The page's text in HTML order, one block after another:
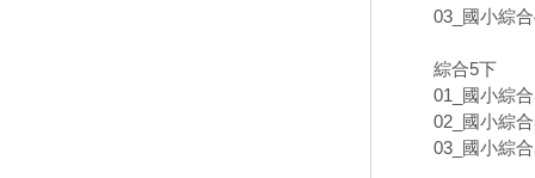
03_國小綜
綜合5下
01_國小綜
02_國小綜
03_國小綜